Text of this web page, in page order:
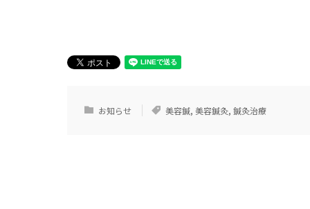
お知らせ 美容鍼, 美容鍼灸, 鍼灸治療